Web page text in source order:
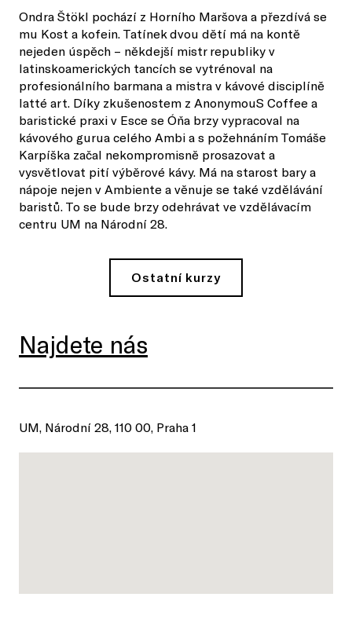
Ondra Štökl pochází z Horního Maršova a přezdívá se
mu Kost a kofein. Tatínek dvou dětí má na kontě
nejeden úspěch – někdejší mistr republiky v
latinskoamerických tancích se vytrénoval na
profesionálního barmana a mistra v kávové disciplíně
latté art. Díky zkušenostem z AnonymouS Coffee a
baristické praxi v Esce se Óňa brzy vypracoval na
kávového gurua celého Ambi a s požehnáním Tomáše
Karpíška začal nekompromisně prosazovat a
vysvětlovat pití výběrové kávy. Má na starost bary a
nápoje nejen v Ambiente a věnuje se také vzdělávání
baristů. To se bude brzy odehrávat ve vzdělávacím
centru UM na Národní 28.
Ostatní kurzy
Najdete nás
UM, Národní 28, 110 00, Praha 1